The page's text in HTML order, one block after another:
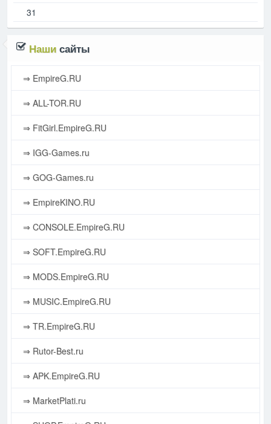
31
Наши сайты
⇒ EmpireG.RU
⇒ ALL-TOR.RU
⇒ FitGirl.EmpireG.RU
⇒ IGG-Games.ru
⇒ GOG-Games.ru
⇒ EmpireKINO.RU
⇒ CONSOLE.EmpireG.RU
⇒ SOFT.EmpireG.RU
⇒ MODS.EmpireG.RU
⇒ MUSIC.EmpireG.RU
⇒ TR.EmpireG.RU
⇒ Rutor-Best.ru
⇒ APK.EmpireG.RU
⇒ MarketPlati.ru